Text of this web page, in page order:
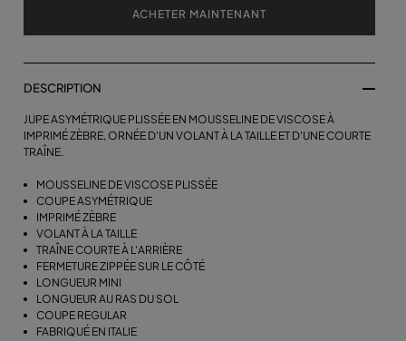
ACHETER MAINTENANT
DESCRIPTION
JUPE ASYMÉTRIQUE PLISSÉE EN MOUSSELINE DE VISCOSE À
IMPRIMÉ ZÈBRE, ORNÉE D'UN VOLANT À LA TAILLE ET D'UNE COURTE
TRAÎNE.
MOUSSELINE DE VISCOSE PLISSÉE
COUPE ASYMÉTRIQUE
IMPRIMÉ ZÈBRE
VOLANT À LA TAILLE
TRAÎNE COURTE À L'ARRIÈRE
FERMETURE ZIPPÉE SUR LE CÔTÉ
LONGUEUR MINI
LONGUEUR AU RAS DU SOL
COUPE REGULAR
FABRIQUÉ EN ITALIE